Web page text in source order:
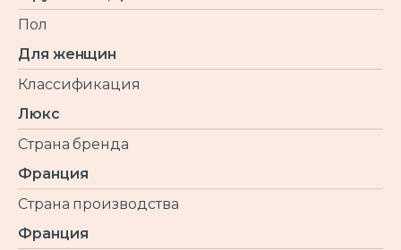
Пол
Для женщин
Классификация
Люкс
Страна бренда
Франция
Страна производства
Франция